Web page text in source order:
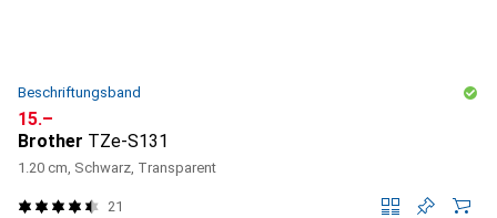
Beschriftungsband
CHF
15.–
Brother TZe-S131
1.20 cm, Schwarz, Transparent
21